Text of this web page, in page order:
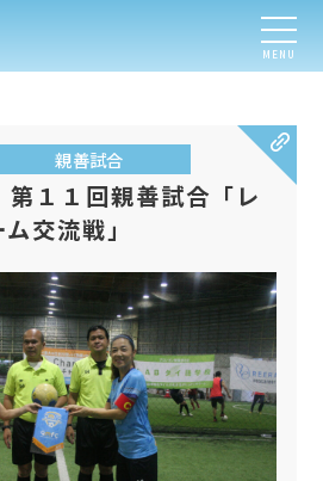
MENU
親善試合
第１１回親善試合「レ
交流戦」